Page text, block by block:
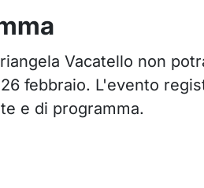
Vacatello non
febbraio. L'evento
e di programma.